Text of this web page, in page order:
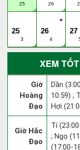
25 26
25
3
●
26
4
27
XEM
Giờ
Hoàng
Đạo
Dần
10:59) ;
Hợi
Giờ Hắc
Đạo
Tí
; Ngọ
(17:00-